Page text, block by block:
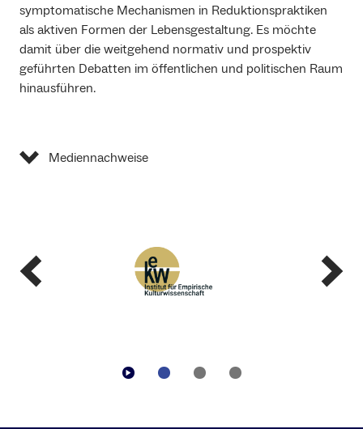
symptomatische Mechanismen in Reduktionspraktiken
als aktiven Formen der Lebensgestaltung. Es möchte
damit über die weitgehend normativ und prospektiv
geführten Debatten im öffentlichen und politischen Raum
hinausführen.
Mediennachweise